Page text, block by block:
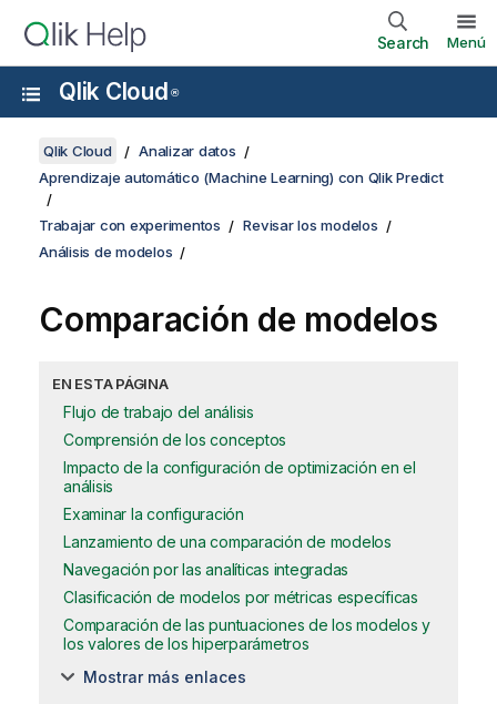
Search Menú
Qlik Cloud ®
Qlik Cloud
Analizar datos
Aprendizaje automático (Machine Learning) con Qlik Predict
Trabajar con experimentos
Revisar los modelos
Análisis de modelos
Comparación de modelos
EN ESTA PÁGINA
Flujo de trabajo del análisis
Comprensión de los conceptos
Impacto de la configuración de optimización en el
análisis
Examinar la configuración
Lanzamiento de una comparación de modelos
Navegación por las analíticas integradas
Clasificación de modelos por métricas específicas
Comparación de las puntuaciones de los modelos y
los valores de los hiperparámetros
Mostrar más enlaces